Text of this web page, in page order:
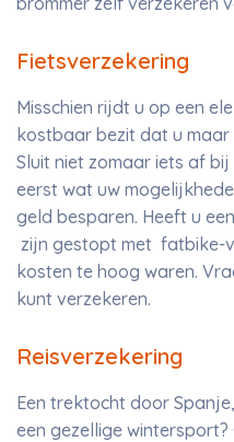
Fietsverzekering
Misschien rijdt u op een
kostbaar bezit dat u
Sluit niet zomaar iets af
eerst wat uw
geld besparen. Heeft u
zijn gestopt met fatbike-
kosten te hoog waren.
kunt verzekeren.
Reisverzekering
Een trektocht door
een gezellige